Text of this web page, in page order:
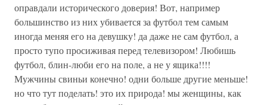
оправдали исторического доверия! Вот, например
большинство из них убивается за футбол тем самым
иногда меняя его на девушку! да даже не сам футбол, а
просто тупо просиживая перед телевизором! Любишь
футбол, блин-люби его на поле, а не у ящика!!!!
Мужчины свиньи конечно! одни больше другие меньше!
но что тут поделать! это их природа! мы женщины, как